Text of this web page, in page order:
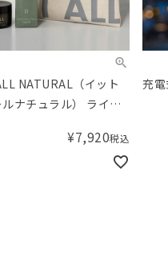
NATURAL（イット
ナチュラル） ライヴ
レクション
¥7,920税込
充